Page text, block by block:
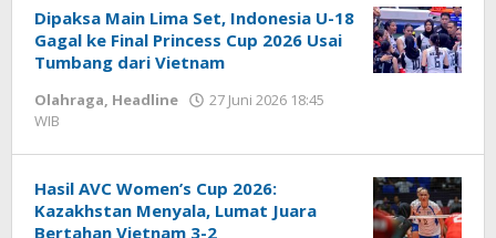
Dipaksa Main Lima Set, Indonesia U-18
Gagal ke Final Princess Cup 2026 Usai
Tumbang dari Vietnam
Olahraga, Headline
27 Juni 2026 18:45
WIB
Hasil AVC Women’s Cup 2026:
Kazakhstan Menyala, Lumat Juara
Bertahan Vietnam 3-2